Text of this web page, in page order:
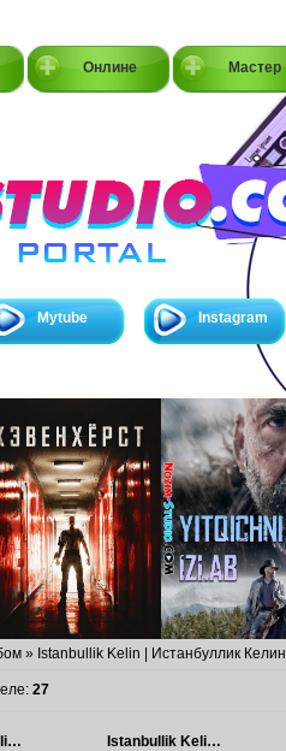
Онлине Мастер
Mytube Instagram
» Istanbullik Kelin | Истанбуллик Келин
: 27
Istanbullik Kelin | Истанбуллик Келин Istanbullik Kelin | Истанбуллик Келин